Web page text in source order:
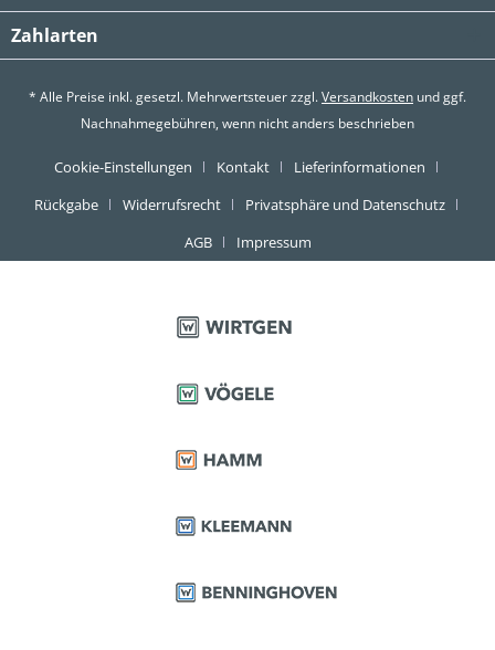
Zahlarten
* Alle Preise inkl. gesetzl. Mehrwertsteuer zzgl.Versandkosten und ggf.
Nachnahmegebühren, wenn nicht anders beschrieben
Cookie-Einstellungen Kontakt
Lieferinformationen
Rückgabe
Widerrufsrecht
Privatsphäre und Datenschutz
AGB
Impressum